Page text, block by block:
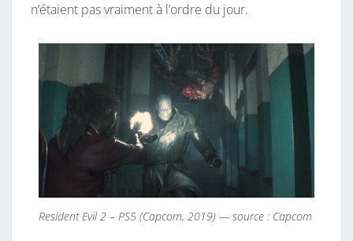
n’étaient pas vraiment à l’ordre du jour.
Resident Evil 2 – PS5 (Capcom, 2019) — source : Capcom